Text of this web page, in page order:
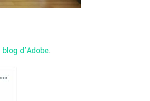
blog d’Adobe.